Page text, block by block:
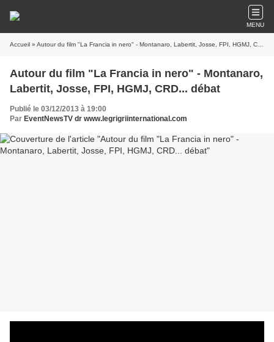
MENU
Accueil » Autour du film "La Francia in nero" - Montanaro, Labertit, Josse, FPI, HGMJ, CRD... débat
Autour du film "La Francia in nero" - Montanaro,
Labertit, Josse, FPI, HGMJ, CRD... débat
Publié le 03/12/2013 à 19:00
Par EventNewsTV dr www.legrigriinternational.com